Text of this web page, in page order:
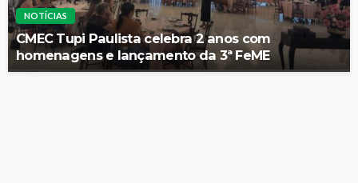
NOTÍCIAS
CMEC Tupi Paulista celebra 2 anos com
homenagens e lançamento da 3ª FeME